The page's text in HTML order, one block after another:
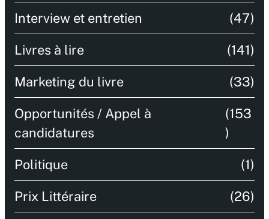
Interview et entretien (47)
Livres à lire (141)
Marketing du livre (33)
Opportunités / Appel à
candidatures
(153
)
Politique (1)
Prix Littéraire (26)